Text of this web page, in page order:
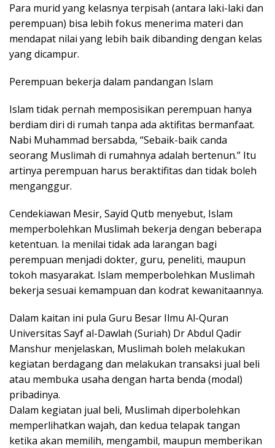
Para murid yang kelasnya terpisah (antara laki-laki dan
perempuan) bisa lebih fokus menerima materi dan
mendapat nilai yang lebih baik dibanding dengan kelas
yang dicampur.
Perempuan bekerja dalam pandangan Islam
Islam tidak pernah memposisikan perempuan hanya
berdiam diri di rumah tanpa ada aktifitas bermanfaat.
Nabi Muhammad bersabda, “Sebaik-baik canda
seorang Muslimah di rumahnya adalah bertenun.” Itu
artinya perempuan harus beraktifitas dan tidak boleh
menganggur.
Cendekiawan Mesir, Sayid Qutb menyebut, Islam
memperbolehkan Muslimah bekerja dengan beberapa
ketentuan. Ia menilai tidak ada larangan bagi
perempuan menjadi dokter, guru, peneliti, maupun
tokoh masyarakat. Islam memperbolehkan Muslimah
bekerja sesuai kemampuan dan kodrat kewanitaannya.
Dalam kaitan ini pula Guru Besar Ilmu Al-Quran
Universitas Sayf al-Dawlah (Suriah) Dr Abdul Qadir
Manshur menjelaskan, Muslimah boleh melakukan
kegiatan berdagang dan melakukan transaksi jual beli
atau membuka usaha dengan harta benda (modal)
pribadinya.
Dalam kegiatan jual beli, Muslimah diperbolehkan
memperlihatkan wajah, dan kedua telapak tangan
ketika akan memilih, mengambil, maupun memberikan